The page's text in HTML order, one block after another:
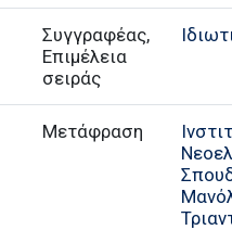
Συγγραφέας,
Επιμέλεια
σειράς
Μετάφραση